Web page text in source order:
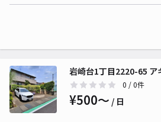
岩崎台1丁目2220-65 ア
0 / 0件
¥500〜 / 日